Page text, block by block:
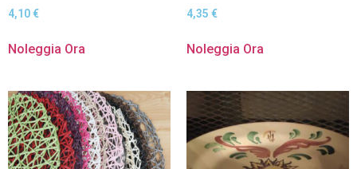
4,10 €
Noleggia Ora
4,35 €
Noleggia Ora